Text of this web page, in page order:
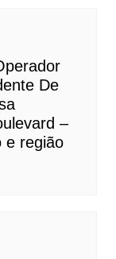
De
–
e região